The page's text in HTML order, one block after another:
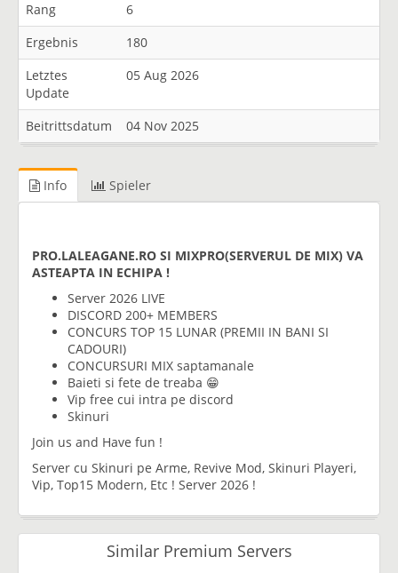
Rang
6
Ergebnis
180
Letztes
Update
05 Aug 2026
Beitrittsdatum 04 Nov 2025
Info Spieler
PRO.LALEAGANE.RO SI MIXPRO(SERVERUL DE MIX) VA
ASTEAPTA IN ECHIPA !
Server 2026 LIVE
DISCORD 200+ MEMBERS
CONCURS TOP 15 LUNAR (PREMII IN BANI SI
CADOURI)
CONCURSURI MIX saptamanale
Baieti si fete de treaba 😁
Vip free cui intra pe discord
Skinuri
Join us and Have fun !
Server cu Skinuri pe Arme, Revive Mod, Skinuri Playeri,
Vip, Top15 Modern, Etc ! Server 2026 !
Similar Premium Servers